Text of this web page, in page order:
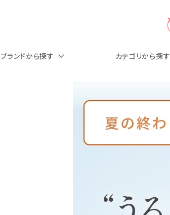
ブランドから探す カテゴリから探す